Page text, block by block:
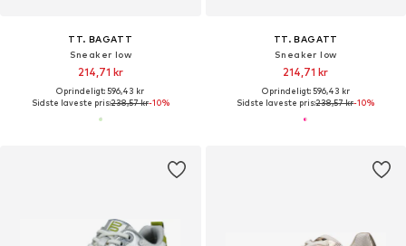
TT. BAGATT
Sneaker low
214,71 kr
Oprindeligt: 596,43 kr
Sidste laveste pris:238,57 kr-10%
TT. BAGATT
Sneaker low
214,71 kr
Oprindeligt: 596,43 kr
Sidste laveste pris:238,57 kr-10%